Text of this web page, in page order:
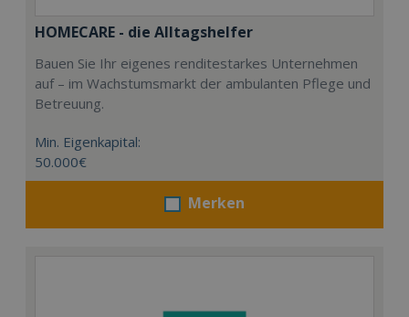
HOMECARE - die Alltagshelfer
Bauen Sie Ihr eigenes renditestarkes Unternehmen
auf – im Wachstumsmarkt der ambulanten Pflege und
Betreuung.
Min. Eigenkapital:
50.000€
Merken